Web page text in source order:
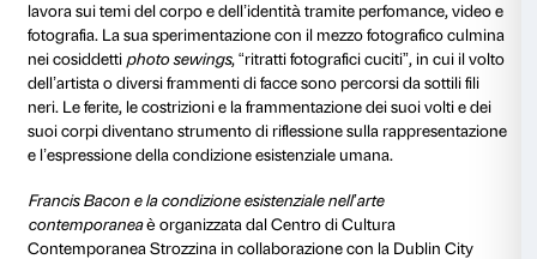
immagini personali o emblematiche della storia
da fonti diverse come cataloghi o libri di storia, still
immagini trovate su internet. Ghenie investiga il
rappresentazione della figura umana, che viene
particolare sul volto, simbolo dell’individualità della
tradurre stati emotivi e riflessioni esistenziali in una
tridimensionale, affrontando temi come memoria e